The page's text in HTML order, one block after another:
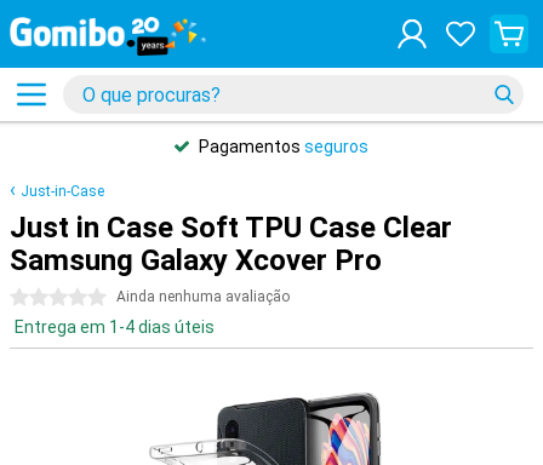
Pagamentos seguros
Just-in-Case
Just in Case Soft TPU Case Clear
Samsung Galaxy Xcover Pro
0 estrelas Ainda nenhuma avaliação
Entrega em 1-4 dias úteis